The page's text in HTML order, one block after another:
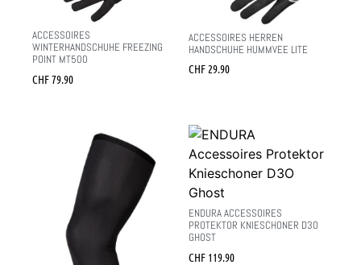
ACCESSOIRES
WINTERHANDSCHUHE FREEZING
POINT MT500
CHF79.90
ACCESSOIRES HERREN
HANDSCHUHE HUMMVEE LITE
CHF29.90
ENDURA ACCESSOIRES
PROTEKTOR KNIESCHONER D3O
GHOST
CHF 119.90